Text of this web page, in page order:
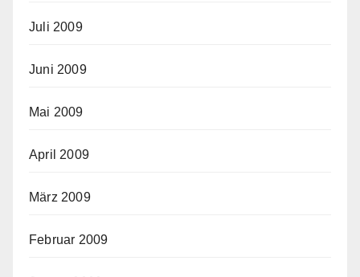
Juli 2009
Juni 2009
Mai 2009
April 2009
März 2009
Februar 2009